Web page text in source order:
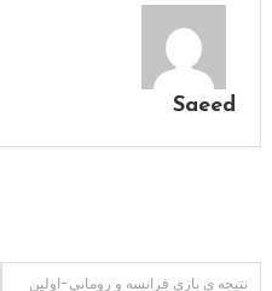
Saeed
نتیجه ی بازی فرانسه و رومانی-اولین